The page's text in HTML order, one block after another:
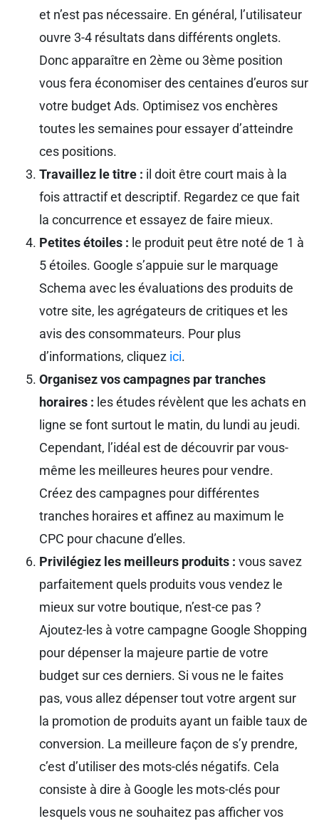
et n’est pas nécessaire. En général, l’utilisateur
ouvre 3-4 résultats dans différents onglets.
Donc apparaître en 2ème ou 3ème position
vous fera économiser des centaines d’euros sur
votre budget Ads. Optimisez vos enchères
toutes les semaines pour essayer d’atteindre
ces positions.
Travaillez le titre : il doit être court mais à la
fois attractif et descriptif. Regardez ce que fait
la concurrence et essayez de faire mieux.
Petites étoiles : le produit peut être noté de 1 à
5 étoiles. Google s’appuie sur le marquage
Schema avec les évaluations des produits de
votre site, les agrégateurs de critiques et les
avis des consommateurs. Pour plus
d’informations, cliquez ici.
Organisez vos campagnes par tranches
horaires : les études révèlent que les achats en
ligne se font surtout le matin, du lundi au jeudi.
Cependant, l’idéal est de découvrir par vous-
même les meilleures heures pour vendre.
Créez des campagnes pour différentes
tranches horaires et affinez au maximum le
CPC pour chacune d’elles.
Privilégiez les meilleurs produits : vous savez
parfaitement quels produits vous vendez le
mieux sur votre boutique, n’est-ce pas ?
Ajoutez-les à votre campagne Google Shopping
pour dépenser la majeure partie de votre
budget sur ces derniers. Si vous ne le faites
pas, vous allez dépenser tout votre argent sur
la promotion de produits ayant un faible taux de
conversion. La meilleure façon de s’y prendre,
c’est d’utiliser des mots-clés négatifs. Cela
consiste à dire à Google les mots-clés pour
lesquels vous ne souhaitez pas afficher vos